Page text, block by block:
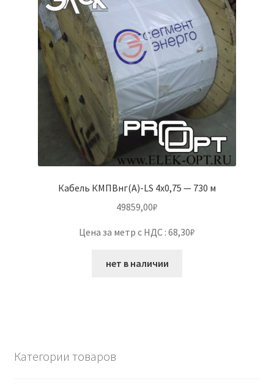
Кабель КМПВнг(А)-LS 4х0,75 — 730 м
49859,00₽
Цена за метр с НДС : 68,30₽
нет в наличии
Категории товаров